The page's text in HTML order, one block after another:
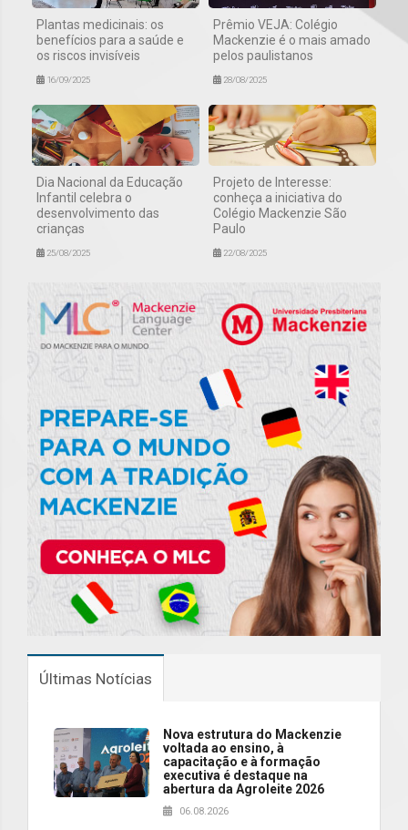
Plantas medicinais: os
benefícios para a saúde e
os riscos invisíveis
16/09/2025
Prêmio VEJA: Colégio
Mackenzie é o mais amado
pelos paulistanos
28/08/2025
Dia Nacional da Educação
Infantil celebra o
desenvolvimento das
crianças
25/08/2025
Projeto de Interesse:
conheça a iniciativa do
Colégio Mackenzie São
Paulo
22/08/2025
Últimas Notícias
Nova estrutura do Mackenzie
voltada ao ensino, à
capacitação e à formação
executiva é destaque na
abertura da Agroleite 2026
06.08.2026